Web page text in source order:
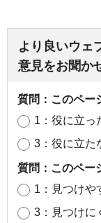
より良いウェ
意見をお聞か
質問：このペー
1：役に立っ
3：役に立た
質問：このペー
1：見つけや
3：見つけに